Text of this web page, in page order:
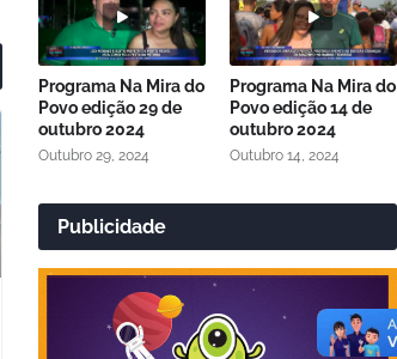
Programa Na Mira do
Povo edição 29 de
outubro 2024
Outubro 29, 2024
Programa Na Mira do
Povo edição 14 de
outubro 2024
Outubro 14, 2024
Publicidade